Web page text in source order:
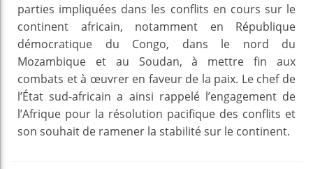
parties impliquées dans les conflits en cours sur le
continent africain, notamment en République
démocratique du Congo, dans le nord du
Mozambique et au Soudan, à mettre fin aux
combats et à œuvrer en faveur de la paix. Le chef de
l’État sud-africain a ainsi rappelé l’engagement de
l’Afrique pour la résolution pacifique des conflits et
son souhait de ramener la stabilité sur le continent.